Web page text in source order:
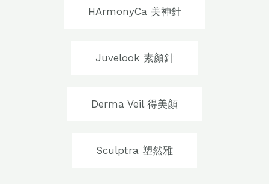
HArmonyCa 美神針
Juvelook 素顏針
Derma Veil 得美顏
Sculptra 塑然雅